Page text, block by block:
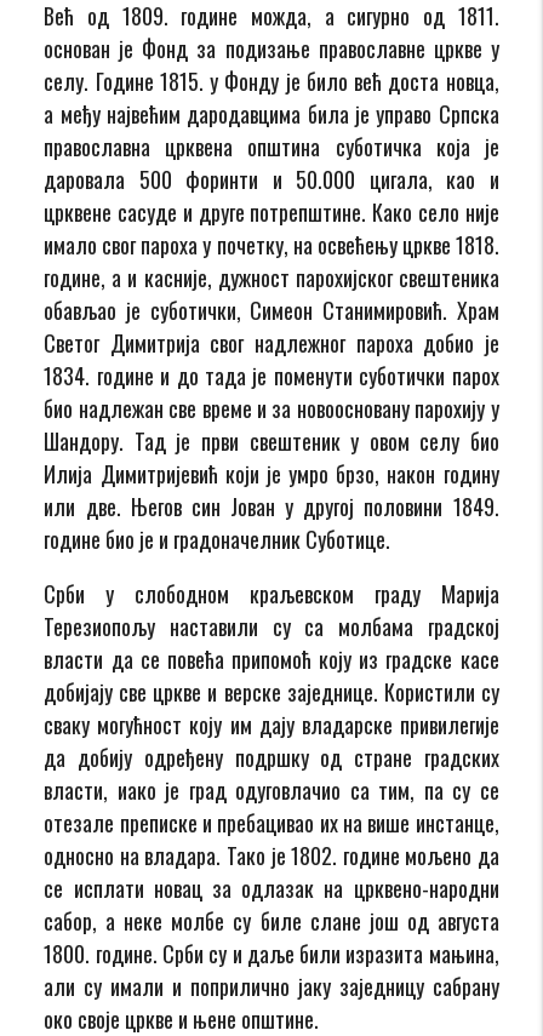
Већ од 1809. године можда, а сигурно од 1811.
основан је Фонд за подизање православне цркве у
селу. Године 1815. у Фонду је било већ доста новца,
а међу највећим дародавцима била је управо Српска
православна црквена општина суботичка која је
даровала 500 форинти и 50.000 цигала, као и
црквене сасуде и друге потрепштине. Како село није
имало свог пароха у почетку, на освећењу цркве 1818.
године, а и касније, дужност парохијског свештеника
обављао је суботички, Симеон Станимировић. Храм
Светог Димитрија свог надлежног пароха добио је
1834. године и до тада је поменути суботички парох
био надлежан све време и за новоосновану парохију у
Шандору. Тад је први свештеник у овом селу био
Илија Димитријевић који је умро брзо, након годину
или две. Његов син Јован у другој половини 1849.
године био је и градоначелник Суботице.
Срби у слободном краљевском граду Марија
Терезиопољу наставили су са молбама градској
власти да се повећа припомоћ коју из градске касе
добијају све цркве и верске заједнице. Користили су
сваку могућност коју им дају владарске привилегије
да добију одређену подршку од стране градских
власти, иако је град одуговлачио са тим, па су се
отезале преписке и пребацивао их на више инстанце,
односно на владара. Тако је 1802. године мољено да
се исплати новац за одлазак на црквено-народни
сабор, а неке молбе су биле слане још од августа
1800. године. Срби су и даље били изразита мањина,
али су имали и поприлично јаку заједницу сабрану
око своје цркве и њене општине.